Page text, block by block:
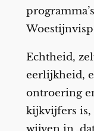
Echtheid,
eerlijkheid,
ontroering
kijkvijfers is,